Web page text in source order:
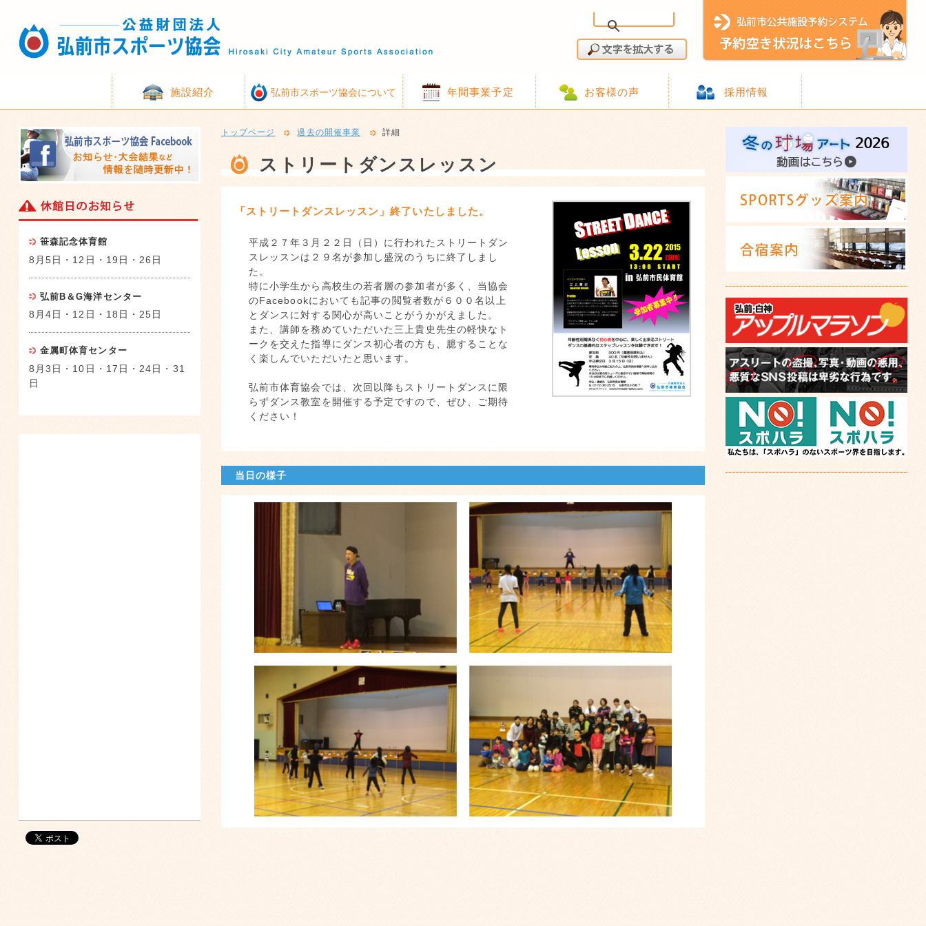
施設紹介 弘前市スポーツ協会について 年間事業予定 お客様の声 採用情報
トップページ 過去の開催事業 詳細
ストリートダンスレッスン
「ストリートダンスレッスン」終了いたしました。
平成２７年３月２２日（日）に行われたストリートダン
スレッスンは２９名が参加し盛況のうちに終了しまし
た。
特に小学生から高校生の若者層の参加者が多く、当協会
のFacebookにおいても記事の閲覧者数が６００名以上
とダンスに対する関心が高いことがうかがえました。
また、講師を務めていただいた三上貴史先生の軽快なト
ークを交えた指導にダンス初心者の方も、臆することな
く楽しんでいただいたと思います。
弘前市体育協会では、次回以降もストリートダンスに限
らずダンス教室を開催する予定ですので、ぜひ、ご期待
ください！
当日の様子
笹森記念体育館
8月5日・12日・19日・26日
弘前B＆G海洋センター
8月4日・12日・18日・25日
金属町体育センター
8月3日・10日・17日・24日・31
日